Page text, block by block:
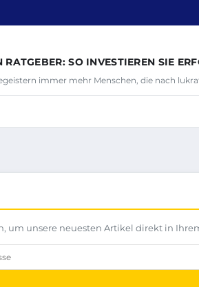
SO INVESTIEREN SIE
immer mehr Menschen, die nach
um unsere neuesten Artikel direkt in